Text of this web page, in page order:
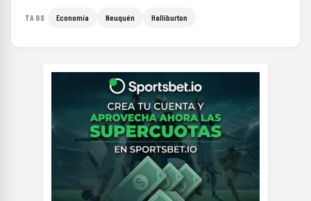
TAGS Economía Neuquén Halliburton